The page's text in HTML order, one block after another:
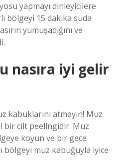
yapmayı dinleyicilere
bölgeyi 15 dakika suda
yumuşadığını ve
nasıra iyi gelir
kabuklarını atmayın! Muz
bir cilt peelingidir. Muz
koyun ve bir gece
bölgeyi muz kabuğuyla iyice